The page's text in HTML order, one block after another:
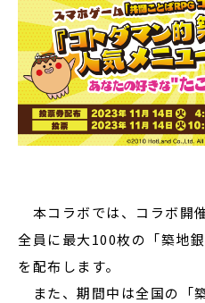
本コラボでは、コラボ開
全員に最大100枚の「築地
を配布します。
また、期間中は全国の「